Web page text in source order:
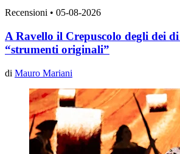
Recensioni • 05-08-2026
A Ravello il Crepuscolo degli dei
“strumenti originali”
di Mauro Mariani